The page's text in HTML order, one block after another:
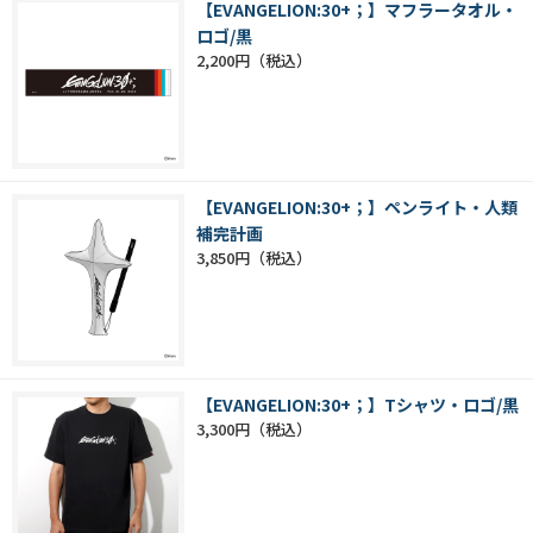
【EVANGELION:30+；】マフラータオル・
ロゴ/黒
2,200円
【EVANGELION:30+；】ペンライト・人類
補完計画
3,850円
【EVANGELION:30+；】Tシャツ・ロゴ/黒
3,300円